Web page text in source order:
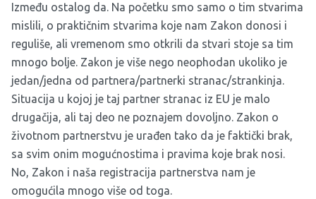
Između ostalog da. Na početku smo samo o tim stvarima
mislili, o praktičnim stvarima koje nam Zakon donosi i
reguliše, ali vremenom smo otkrili da stvari stoje sa tim
mnogo bolje. Zakon je više nego neophodan ukoliko je
jedan/jedna od partnera/partnerki stranac/strankinja.
Situacija u kojoj je taj partner stranac iz EU je malo
drugačija, ali taj deo ne poznajem dovoljno. Zakon o
životnom partnerstvu je urađen tako da je faktički brak,
sa svim onim mogućnostima i pravima koje brak nosi.
No, Zakon i naša registracija partnerstva nam je
omogućila mnogo više od toga.